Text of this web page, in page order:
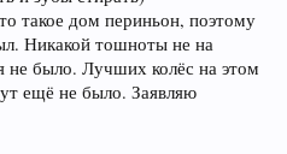
такое дом периньон, поэтому
Никакой тошноты не на
не было. Лучших колёс на этом
ещё не было. Заявляю